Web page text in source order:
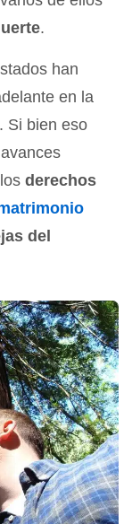
.
han
en la
Si bien eso
derechos
del